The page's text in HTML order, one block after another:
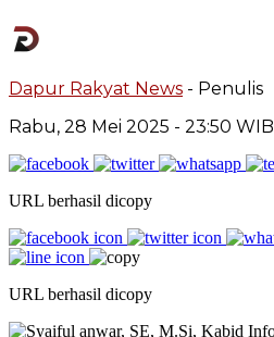
Dapur Rakyat News - Penulis
Rabu, 28 Mei 2025 - 23:50 WIB
URL berhasil dicopy
URL berhasil dicopy